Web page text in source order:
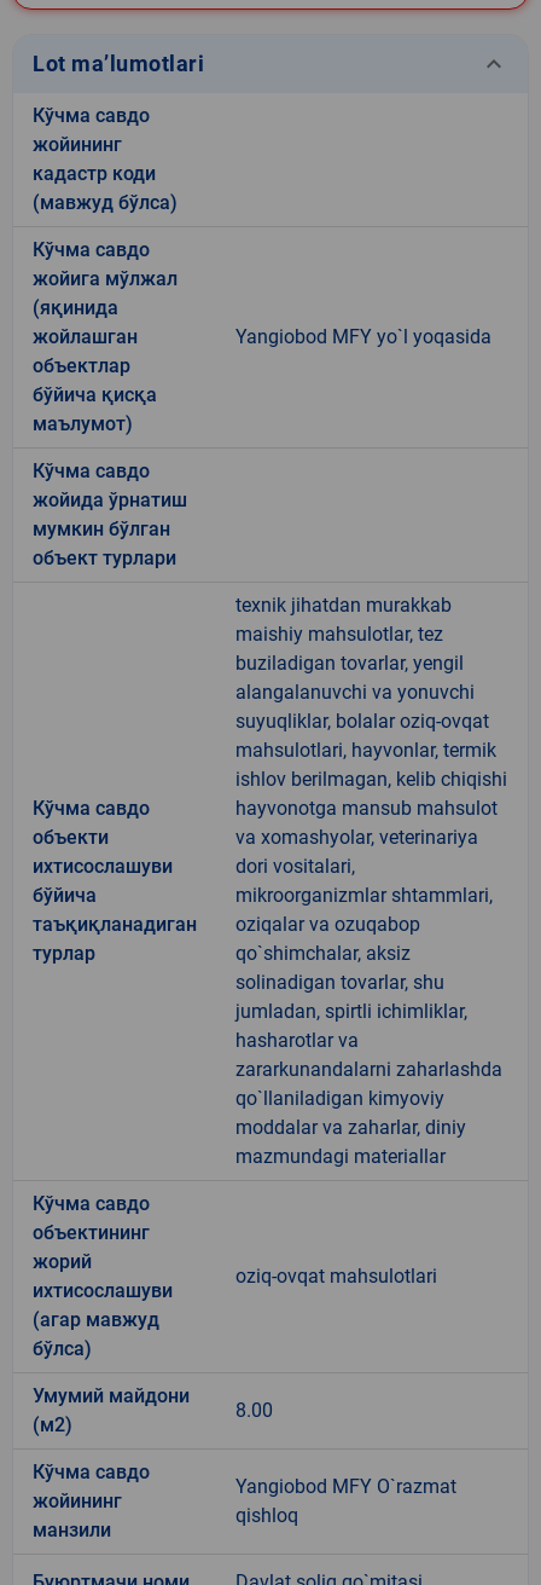
Lot ma’lumotlari keyboard_arrow_down
Кўчма савдо
жойининг
кадастр коди
(мавжуд бўлса)
Кўчма савдо
жойига мўлжал
(яқинида
жойлашган
объектлар
бўйича қисқа
маълумот)
Yangiobod MFY yo`l yoqasida
Кўчма савдо
жойида ўрнатиш
мумкин бўлган
объект турлари
Кўчма савдо
объекти
ихтисослашуви
бўйича
таъқиқланадиган
турлар
texnik jihatdan murakkab
maishiy mahsulotlar, tez
buziladigan tovarlar, yengil
alangalanuvchi va yonuvchi
suyuqliklar, bolalar oziq-ovqat
mahsulotlari, hayvonlar, termik
ishlov berilmagan, kelib chiqishi
hayvonotga mansub mahsulot
va xomashyolar, veterinariya
dori vositalari,
mikroorganizmlar shtammlari,
oziqalar va ozuqabop
qo`shimchalar, aksiz
solinadigan tovarlar, shu
jumladan, spirtli ichimliklar,
hasharotlar va
zararkunandalarni zaharlashda
qo`llaniladigan kimyoviy
moddalar va zaharlar, diniy
mazmundagi materiallar
Кўчма савдо
объектининг
жорий
ихтисослашуви
(агар мавжуд
бўлса)
oziq-ovqat mahsulotlari
Умумий майдони
(м2)
8.00
Кўчма савдо
жойининг
манзили
Yangiobod MFY O`razmat
qishloq